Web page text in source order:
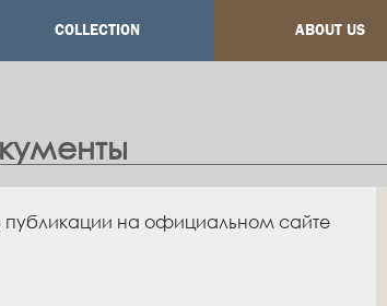
COLLECTION ABOUT US
публикации на официальном сайте